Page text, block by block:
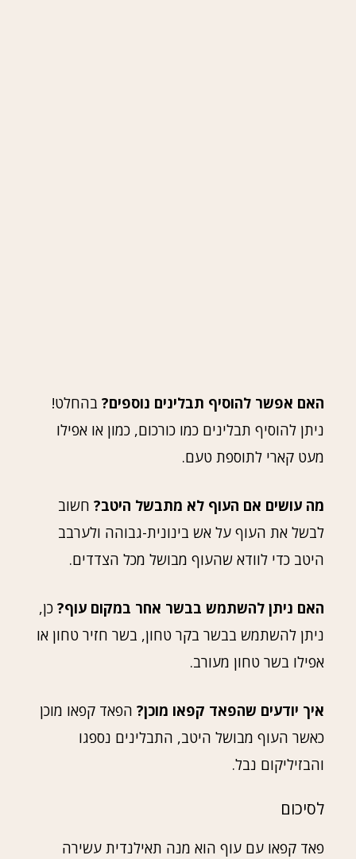
האם אפשר להוסיף תבלינים נוספים? בהחלט!
ניתן להוסיף תבלינים כמו כורכום, כמון או אפילו
מעט קארי לתוספת טעם.
מה עושים אם העוף לא מתבשל היטב? חשוב
לבשל את העוף על אש בינונית-גבוהה ולערבב
היטב כדי לוודא שהעוף מבושל מכל הצדדים.
האם ניתן להשתמש בבשר אחר במקום עוף? כן,
ניתן להשתמש בבשר בקר טחון, בשר חזיר טחון או
אפילו בשר טחון מעורב.
איך יודעים שהפאד קפאו מוכן? הפאד קפאו מוכן
כאשר העוף מבושל היטב, התבלינים נספגו
והבזיליקום נבל.
לסיכום
פאד קפאו עם עוף הוא מנה תאילנדית עשירה